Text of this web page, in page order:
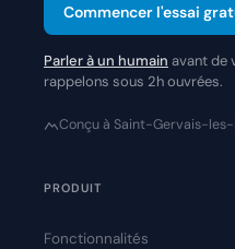
Commencer l'essai
Parler à un humain avant de
rappelons sous 2h ouvrées.
Conçu à Saint-Gervais-
PRODUIT
Fonctionnalités